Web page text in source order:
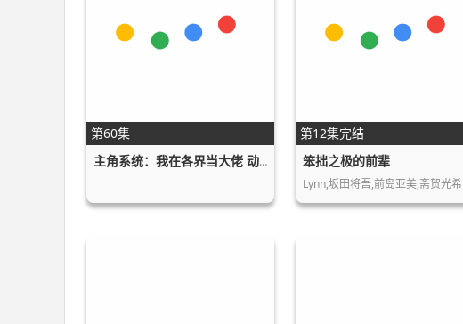
第60集
主角系统：我在各界当大佬 动态漫画
第12集完结
笨拙之极的前辈
Lynn,坂田将吾,前岛亚美,斋贺光希